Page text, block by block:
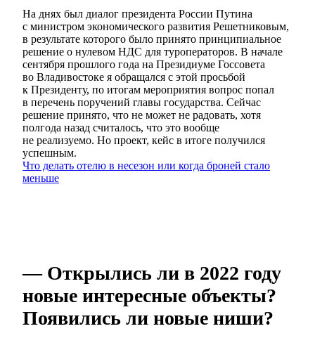
На днях был диалог президента России Путина
с министром экономического развития Решетниковым,
в результате которого было принято принципиальное
решение о нулевом НДС для туроператоров. В начале
сентября прошлого года на Президиуме Госсовета
во Владивостоке я обращался с этой просьбой
к Президенту, по итогам мероприятия вопрос попал
в перечень поручений главы государства. Сейчас
решение принято, что не может не радовать, хотя
полгода назад считалось, что это вообще
не реализуемо. Но проект, кейс в итоге получился
успешным.
Что делать отелю в несезон или когда броней стало
меньше
— Открылись ли в 2022 году
новые интересные объекты?
Появились ли новые ниши?